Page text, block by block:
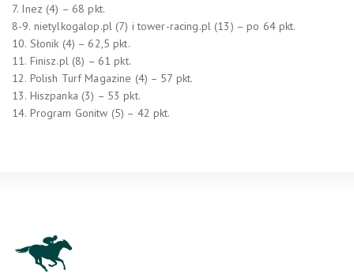
7. Inez (4) – 68 pkt.
8-9. nietylkogalop.pl (7) i tower-racing.pl (13) – po 64 pkt.
10. Słonik (4) – 62,5 pkt.
11. Finisz.pl (8) – 61 pkt.
12. Polish Turf Magazine (4) – 57 pkt.
13. Hiszpanka (3) – 53 pkt.
14. Program Gonitw (5) – 42 pkt.